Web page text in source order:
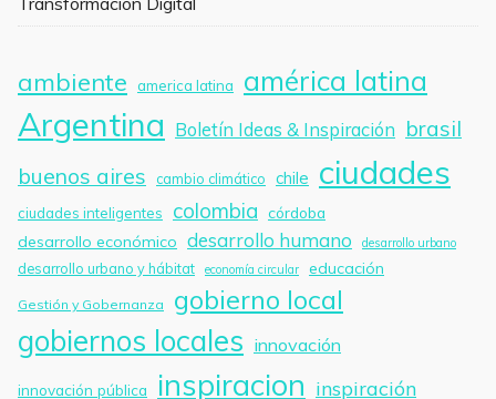
ambiente america latina américa latina
Argentina Boletín Ideas & Inspiración brasil
buenos aires
cambio climático chile ciudades
ciudades inteligentes colombia córdoba
desarrollo económico desarrollo humano desarrollo urbano
desarrollo urbano y hábitat economía circular educación
Gestión y Gobernanza gobierno local
gobiernos locales innovación
innovación pública inspiracion inspiración